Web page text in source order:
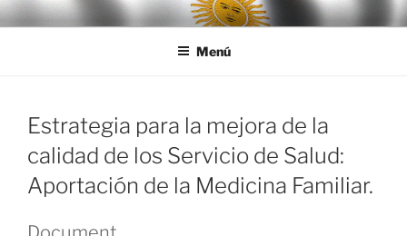
Ir
al
LEGISALUD
Menú
Estrategia para la mejora de la
calidad de los Servicio de Salud:
Aportación de la Medicina Familiar.